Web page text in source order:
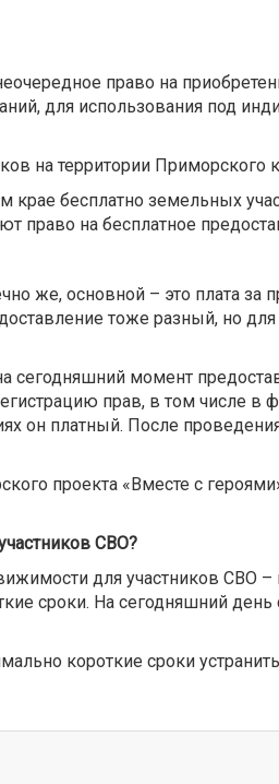
право на
для использования под
на территории Приморского
бесплатно земельных
на бесплатное
же, основной – это плата за
тоже разный, но
сегодняшний момент
прав, в том числе
он платный. После
проекта «Вместе с
СВО?
для участников СВО –
сроки. На сегодняшний день
короткие сроки